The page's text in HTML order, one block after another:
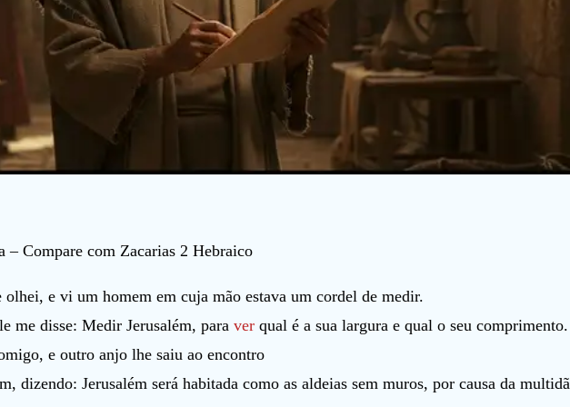
– Compare com Zacarias 2 Hebraico
e vi um homem em cuja mão estava um cordel de medir.
me disse: Medir Jerusalém, para ver qual é a sua largura e qual o seu comprimento.
e outro anjo lhe saiu ao encontro
dizendo: Jerusalém será habitada como as aldeias sem muros, por causa da